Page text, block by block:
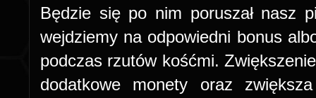
Będzie się po nim poruszał nasz
wejdziemy na odpowiedni bonus
podczas rzutów kośćmi.
dodatkowe monety oraz